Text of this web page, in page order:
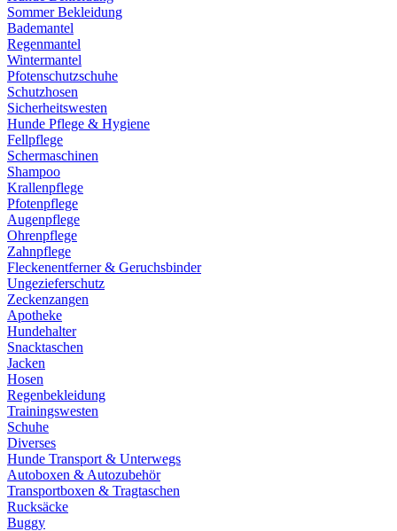
Sommer Bekleidung
Bademantel
Regenmantel
Wintermantel
Pfotenschutzschuhe
Schutzhosen
Sicherheitswesten
Hunde Pflege & Hygiene
Fellpflege
Schermaschinen
Shampoo
Krallenpflege
Pfotenpflege
Augenpflege
Ohrenpflege
Zahnpflege
Fleckenentferner & Geruchsbinder
Ungezieferschutz
Zeckenzangen
Apotheke
Hundehalter
Snacktaschen
Jacken
Hosen
Regenbekleidung
Trainingswesten
Schuhe
Diverses
Hunde Transport & Unterwegs
Autoboxen & Autozubehör
Transportboxen & Tragtaschen
Rucksäcke
Buggy